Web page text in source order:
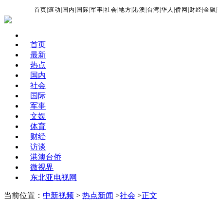
首页 |滚动 国内 国际 |军事 |社会 |地方 |港澳 台湾 |华人 |侨网 财经 |金融 |
首页
最新
热点
国内
社会
国际
军事
文娱
体育
财经
访谈
港澳台侨
微视界
东北亚电视网
当前位置： 中新视频 > 热点新闻 >社会 >正文